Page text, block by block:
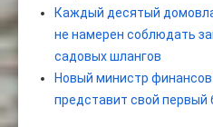
Каждый десятый
не намерен соблюдать
садовых шлангов
Новый министр
представит свой